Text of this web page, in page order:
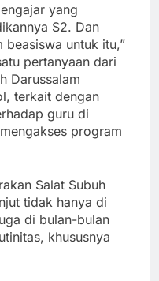
yang
S2. Dan
beasiswa untuk itu,”
pertanyaan dari
Darussalam
terkait dengan
guru di
program
Salat Subuh
tidak hanya di
di bulan-bulan
khususnya